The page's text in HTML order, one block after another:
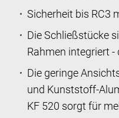
Sicherheit bis RC3
Die Schließstücke
Rahmen integriert -
Die geringe
und Kunststoff-
KF 520 sorgt für